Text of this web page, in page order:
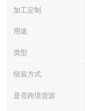
加工定制
用途
类型
组装方式
是否跨境货源